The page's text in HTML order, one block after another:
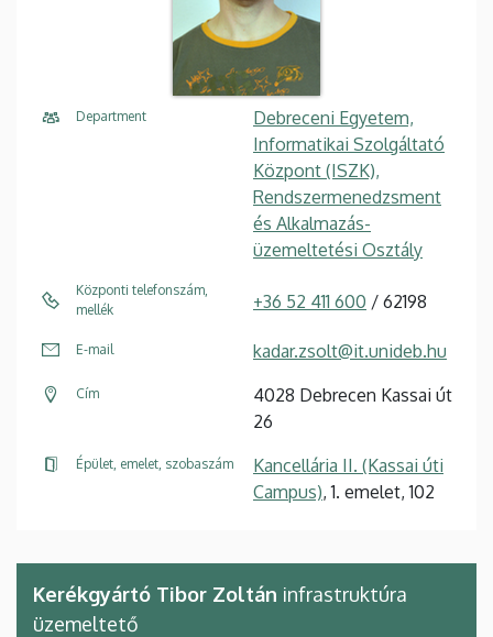
Department
Debreceni Egyetem,
Informatikai Szolgáltató
Központ (ISZK),
Rendszermenedzsment
és Alkalmazás-
üzemeltetési Osztály
Központi telefonszám,
mellék
+36 52 411 600 / 62198
E-mail kadar.zsolt@it.unideb.hu
Cím
4028 Debrecen Kassai út
26
Épület, emelet, szobaszám
Kancellária II. (Kassai úti
Campus), 1. emelet, 102
Kerékgyártó Tibor Zoltán infrastruktúra
üzemeltető